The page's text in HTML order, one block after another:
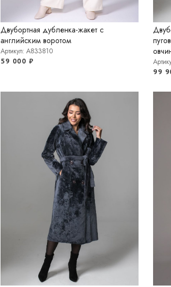
Двубортная дубленка-жакет с
английским воротом
Артикул: A833810
59 000 ₽
99